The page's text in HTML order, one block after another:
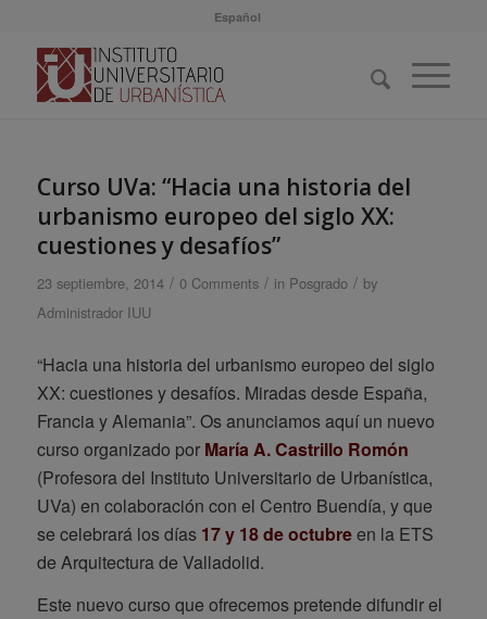
Español
Curso UVa: “Hacia una historia del
urbanismo europeo del siglo XX:
cuestiones y desafíos”
23 septiembre, 2014 / 0 Comments / in Posgrado / by
Administrador IUU
“Hacia una historia del urbanismo europeo del siglo
XX: cuestiones y desafíos. Miradas desde España,
Francia y Alemania”. Os anunciamos aquí un nuevo
curso organizado por María A. Castrillo Romón
(Profesora del Instituto Universitario de Urbanística,
UVa) en colaboración con el Centro Buendía, y que
se celebrará los días 17 y 18 de octubreen la ETS
de Arquitectura de Valladolid.
Este nuevo curso que ofrecemos pretende difundir el